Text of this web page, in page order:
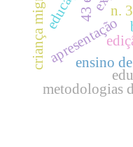
n. 3
apresentação
ensino
metodologias
criança migrante